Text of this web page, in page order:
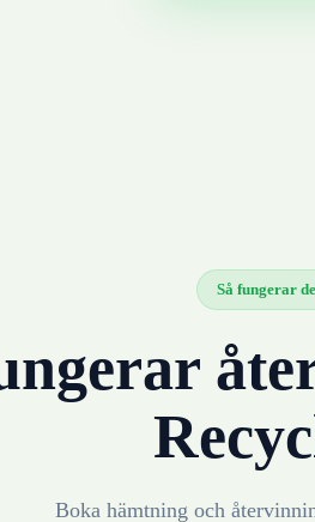
Så fungerar
Boka hämtning och